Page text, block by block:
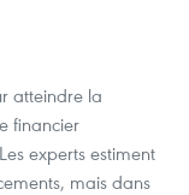
atteindre la
financier
experts estiment
mais dans